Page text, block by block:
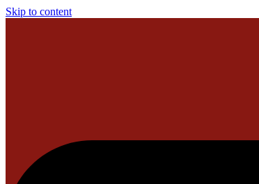
Skip to content